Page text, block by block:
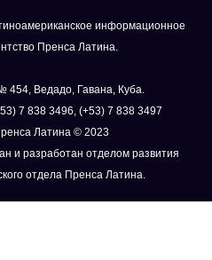
информационное
Пренса Латина.
454, Ведадо, Гавана, Куба.
7 838 3496, (+53) 7 838 3497
Латина © 2023
и разработан отделом развития
отдела Пренса Латина.